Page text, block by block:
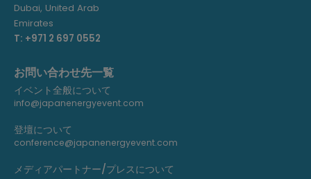
Dubai, United Arab
Emirates
T: +971 2 697 0552
お問い合わせ先一覧
イベント全般について
info@japanenergyevent.com
登壇について
conference@japanenergyevent.com
メディアパートナー/プレスについて